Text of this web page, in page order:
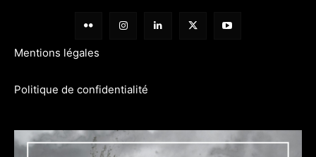
Mentions légales
Politique de confidentialité